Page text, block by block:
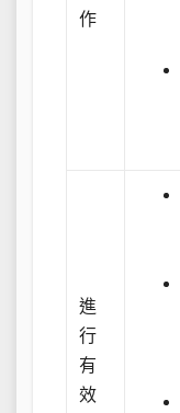
作
進
行
有
效